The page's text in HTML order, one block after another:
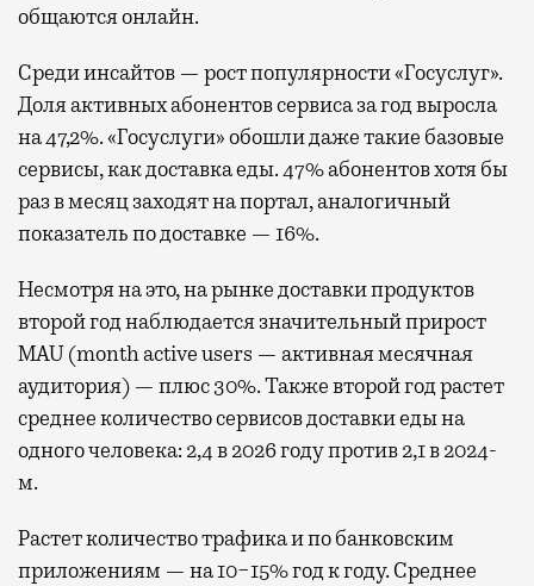
общаются онлайн.
Среди инсайтов — рост популярности «Госуслуг».
Доля активных абонентов сервиса за год выросла
на 47,2%. «Госуслуги» обошли даже такие базовые
сервисы, как доставка еды. 47% абонентов хотя бы
раз в месяц заходят на портал, аналогичный
показатель по доставке — 16%.
Несмотря на это, на рынке доставки продуктов
второй год наблюдается значительный прирост
MAU (month active users — активная месячная
аудитория) — плюс 30%. Также второй год растет
среднее количество сервисов доставки еды на
одного человека: 2,4 в 2026 году против 2,1 в 2024-
м.
Растет количество трафика и по банковским
приложениям — на 10−15% год к году. Среднее